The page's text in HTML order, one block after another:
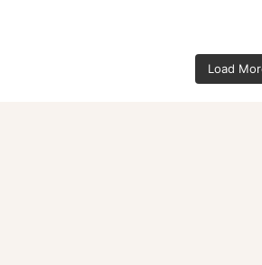
Load